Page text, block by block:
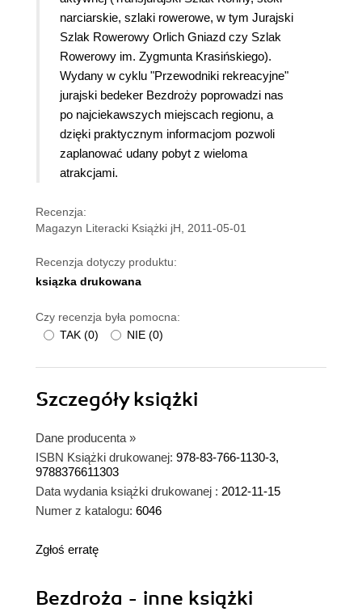
narciarskie, szlaki rowerowe, w tym Jurajski
Szlak Rowerowy Orlich Gniazd czy Szlak
Rowerowy im. Zygmunta Krasińskiego).
Wydany w cyklu "Przewodniki rekreacyjne"
jurajski bedeker Bezdroży poprowadzi nas
po najciekawszych miejscach regionu, a
dzięki praktycznym informacjom pozwoli
zaplanować udany pobyt z wieloma
atrakcjami.
Recenzja:
Magazyn Literacki Książki jH, 2011-05-01
Recenzja dotyczy produktu:
ksiązka drukowana
Czy recenzja była pomocna:
TAK (0) NIE (0)
Szczegółyksiążki
Dane producenta »
ISBN Książki drukowanej: 978-83-766-1130-3,
9788376611303
Data wydania książki drukowanej : 2012-11-15
Numer z katalogu: 6046
Zgłoś erratę
Bezdroża - inne książki